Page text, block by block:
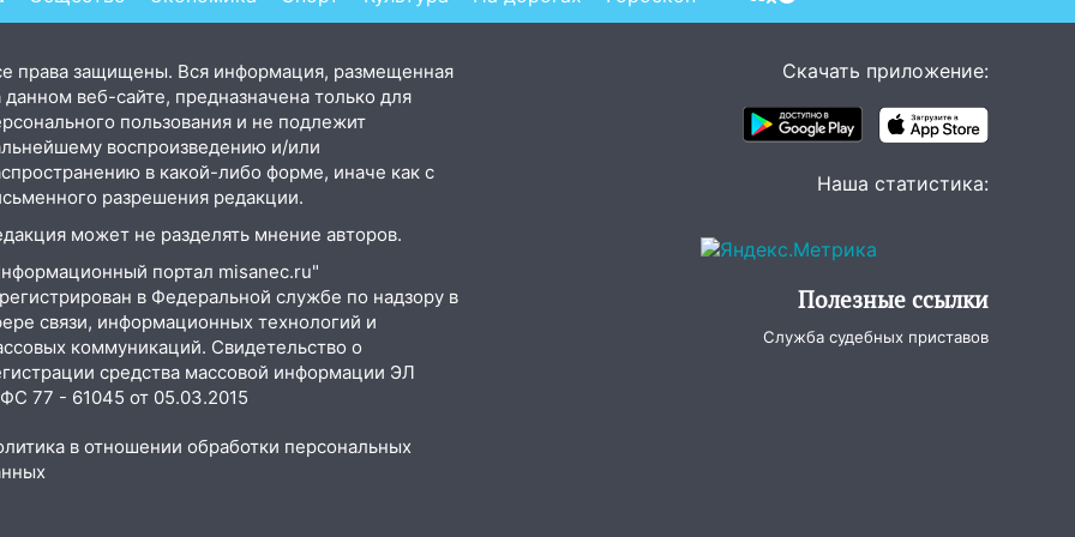
права защищены. Вся информация, размещенная
данном веб-сайте, предназначена только для
пользования и не подлежит
воспроизведению и/или
в какой-либо форме, иначе как с
разрешения редакции.
может не разделять мнение авторов.
портал misanec.ru"
в Федеральной службе по надзору в
связи, информационных технологий и
коммуникаций. Свидетельство о
средства массовой информации ЭЛ
77 - 61045 от 05.03.2015
в отношении обработки персональных
Скачать приложение:
Наша статистика:
Полезные ссылки
Служба судебных приставов